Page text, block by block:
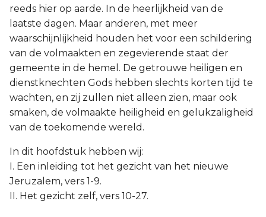
reeds hier op aarde. In de heerlijkheid van de
laatste dagen. Maar anderen, met meer
waarschijnlijkheid houden het voor een schildering
van de volmaakten en zegevierende staat der
gemeente in de hemel. De getrouwe heiligen en
dienstknechten Gods hebben slechts korten tijd te
wachten, en zij zullen niet alleen zien, maar ook
smaken, de volmaakte heiligheid en gelukzaligheid
van de toekomende wereld.
In dit hoofdstuk hebben wij:
I. Een inleiding tot het gezicht van het nieuwe
Jeruzalem, vers 1-9.
II. Het gezicht zelf, vers 10-27.